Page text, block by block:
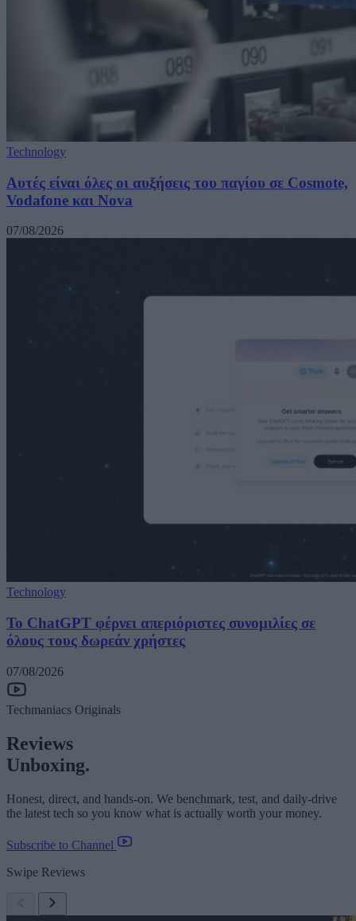
Technology
Αυτές είναι όλες οι αυξήσεις του παγίου σε Cosmote,
Vodafone και Nova
07/08/2026
Technology
Το ChatGPT φέρνει απεριόριστες συνομιλίες σε
όλους τους δωρεάν χρήστες
07/08/2026
Techmaniacs Originals
Reviews
Unboxing.
Honest, direct, and hands-on. We benchmark, test, and daily-drive
the latest tech so you know what is actually worth your money.
Subscribe to Channel
Swipe Reviews